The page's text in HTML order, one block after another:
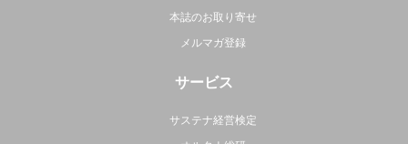
本誌のお取り寄せ
メルマガ登録
サービス
サステナ経営検定